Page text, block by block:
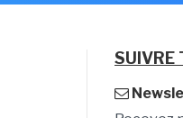
SUIVRE